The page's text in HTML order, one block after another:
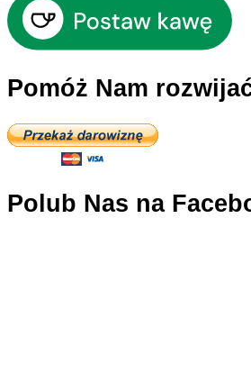
Pomóż Nam
Polub Nas na